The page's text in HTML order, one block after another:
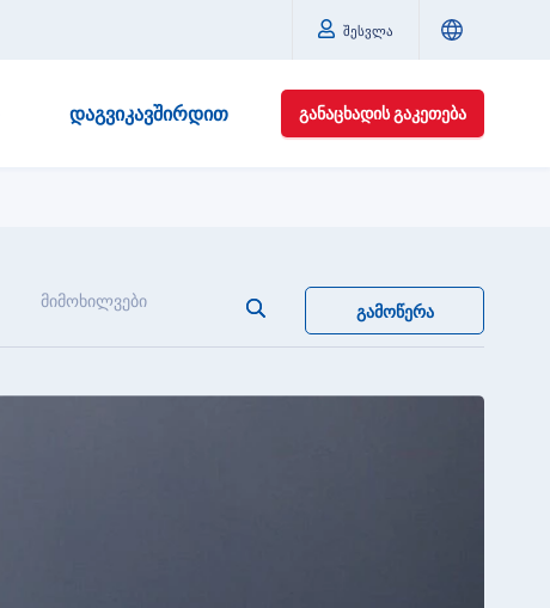
შესვლა
ᲓᲐᲒᲕᲘᲙᲐᲕᲨᲘᲠᲓᲘᲗ ᲒᲐᲜᲐᲪᲮᲐᲓᲘᲡ ᲒᲐᲙᲔᲗᲔᲑᲐ
მიმოხილვები
ᲒᲐᲛᲝᲬᲔᲠᲐ